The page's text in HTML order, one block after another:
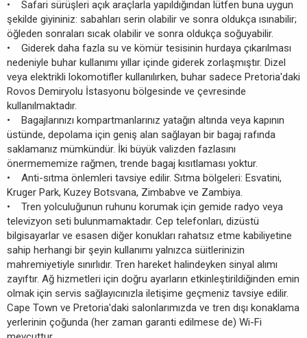
• Safari sürüşleri açık araçlarla yapıldığından lütfen buna uygun
şekilde giyininiz: sabahları serin olabilir ve sonra oldukça ısınabilir;
öğleden sonraları sıcak olabilir ve sonra oldukça soğuyabilir.
• Giderek daha fazla su ve kömür tesisinin hurdaya çıkarılması
nedeniyle buhar kullanımı yıllar içinde giderek zorlaşmıştır. Dizel
veya elektrikli lokomotifler kullanılırken, buhar sadece Pretoria'daki
Rovos Demiryolu İstasyonu bölgesinde ve çevresinde
kullanılmaktadır.
• Bagajlarınızı kompartmanlarınız yatağın altında veya kapının
üstünde, depolama için geniş alan sağlayan bir bagaj rafında
saklamanız mümkündür. İki büyük valizden fazlasını
önermememize rağmen, trende bagaj kısıtlaması yoktur.
• Anti-sıtma önlemleri tavsiye edilir. Sıtma bölgeleri: Esvatini,
Kruger Park, Kuzey Botsvana, Zimbabve ve Zambiya.
• Tren yolculuğunun ruhunu korumak için gemide radyo veya
televizyon seti bulunmamaktadır. Cep telefonları, dizüstü
bilgisayarlar ve esasen diğer konukları rahatsız etme kabiliyetine
sahip herhangi bir şeyin kullanımı yalnızca süitlerinizin
mahremiyetiyle sınırlıdır. Tren hareket halindeyken sinyal alımı
zayıftır. Ağ hizmetleri için doğru ayarların etkinleştirildiğinden emin
olmak için servis sağlayıcınızla iletişime geçmeniz tavsiye edilir.
Cape Town ve Pretoria'daki salonlarımızda ve tren dışı konaklama
yerlerinin çoğunda (her zaman garanti edilmese de) Wi-Fi